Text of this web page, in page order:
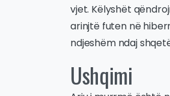
vjet. Këlyshët
arinjtë futen në
ndjeshëm ndaj
Ushqimi